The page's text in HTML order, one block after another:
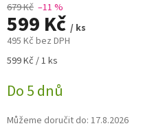
679 Kč –11 %
599 Kč / ks
495 Kč bez DPH
Měrná
599 Kč / 1 ks
Do 5 dnů
Můžeme doručit do: 17.8.2026